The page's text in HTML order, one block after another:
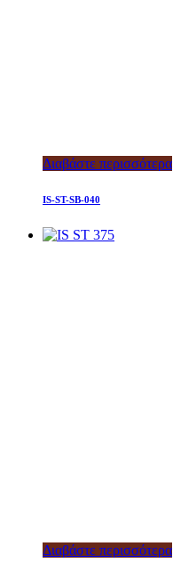
Διαβάστε περισσότερα
IS-ST-SB-040
Διαβάστε περισσότερα